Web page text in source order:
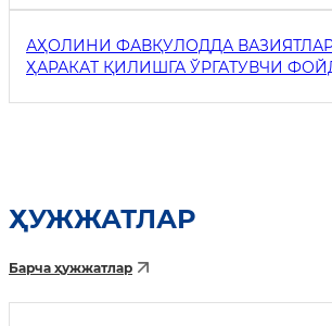
АҲОЛИНИ ФАВҚУЛОДДА
ҲАРАКАТ ҚИЛИШГА ЎРГАТУВЧИ
ҲУЖЖАТЛАР
Барча ҳужжатлар